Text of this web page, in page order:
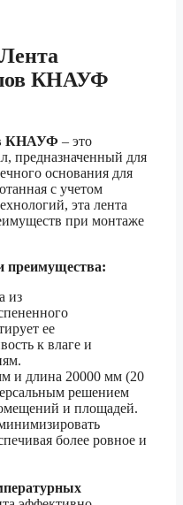
КНАУФ
КНАУФ – это
предназначенный для
основания для
с учетом
эта лента
при монтаже
преимущества:
из
ее
к влаге и
и длина 20000 мм (20
решением
и площадей.
более ровное и